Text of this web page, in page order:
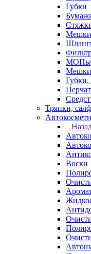
Губки
Мешки
МОПы,
Мешки
Тряпки,
Воски